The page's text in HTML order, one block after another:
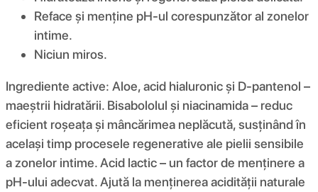
Reface și menține pH-ul corespunzător al zonelor
intime.
Niciun miros.
Ingrediente active: Aloe, acid hialuronic și D-pantenol –
maeștrii hidratării. Bisabololul și niacinamida – reduc
eficient roșeața și mâncărimea neplăcută, susținând în
același timp procesele regenerative ale pielii sensibile
a zonelor intime. Acid lactic – un factor de menținere a
pH-ului adecvat. Ajută la menținerea acidității naturale